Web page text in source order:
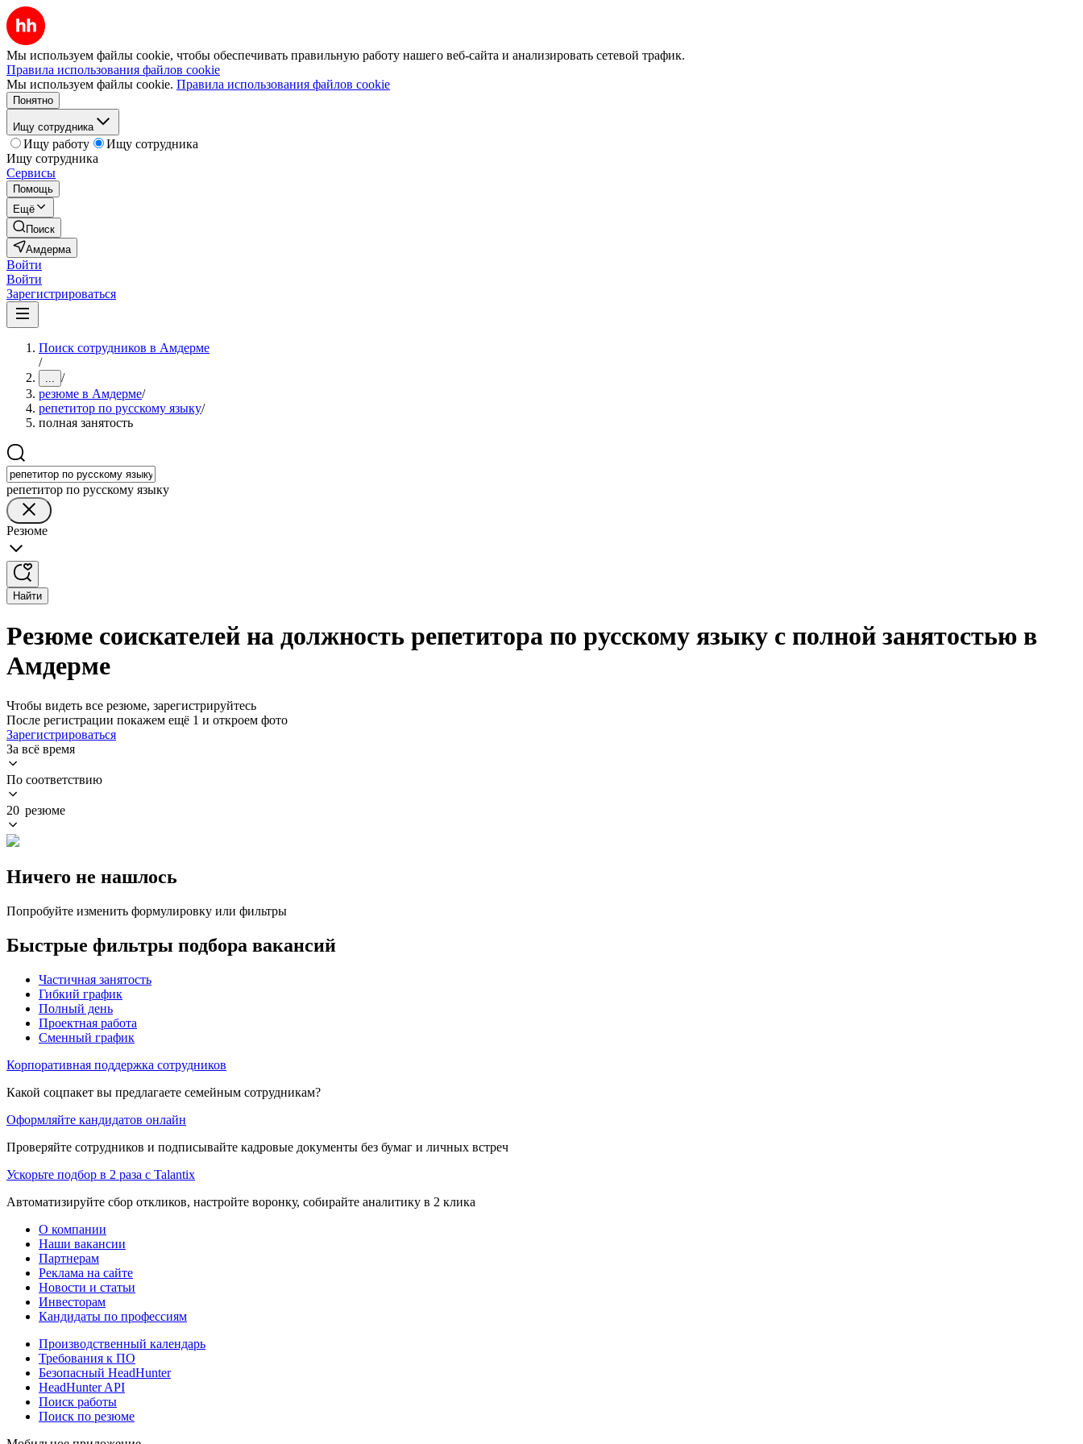
Мы используем файлы cookie, чтобы обеспечивать правильную работу нашего веб-сайта и анализировать сетевой трафик.
Правила использования файлов cookie
Мы используем файлы cookie. Правила использования файлов cookie
Понятно
Ищу сотрудника
Ищу работу
Ищу сотрудника
Ищу сотрудника
Сервисы
Помощь
Ещё
Поиск
Амдерма
Войти
Войти
Зарегистрироваться
Поиск сотрудников в Амдерме
/
... /
резюме в Амдерме/
репетитор по русскому языку/
полная занятость
репетитор по русскому языку
Резюме
Найти
Резюме соискателей на должность репетитора по русскому языку с полной занятостью в
Амдерме
Чтобы видеть все резюме, зарегистрируйтесь
После регистрации покажем ещё 1 и откроем фото
Зарегистрироваться
За всё время
По соответствию
20 резюме
Ничего не нашлось
Попробуйте изменить формулировку или фильтры
Быстрые фильтры подбора вакансий
Частичная занятость
Гибкий график
Полный день
Проектная работа
Сменный график
Корпоративная поддержка сотрудников
Какой соцпакет вы предлагаете семейным сотрудникам?
Оформляйте кандидатов онлайн
Проверяйте сотрудников и подписывайте кадровые документы без бумаг и личных встреч
Ускорьте подбор в 2 раза с Talantix
Автоматизируйте сбор откликов, настройте воронку, собирайте аналитику в 2 клика
О компании
Наши вакансии
Партнерам
Реклама на сайте
Новости и статьи
Инвесторам
Кандидаты по профессиям
Производственный календарь
Требования к ПО
Безопасный HeadHunter
HeadHunter API
Поиск работы
Поиск по резюме